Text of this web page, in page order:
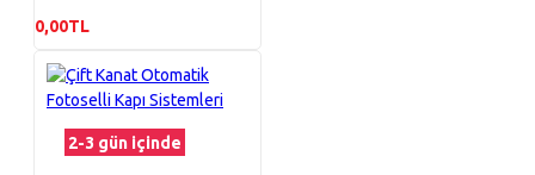
0,00TL
2-3 gün içinde